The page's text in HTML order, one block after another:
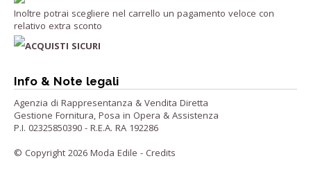
Inoltre potrai scegliere nel carrello un pagamento veloce con
relativo extra sconto
ACQUISTI SICURI
Info & Note legali
Agenzia di Rappresentanza & Vendita Diretta
Gestione Fornitura, Posa in Opera & Assistenza
P.I. 02325850390 - R.E.A. RA 192286
© Copyright 2026 Moda Edile - Credits